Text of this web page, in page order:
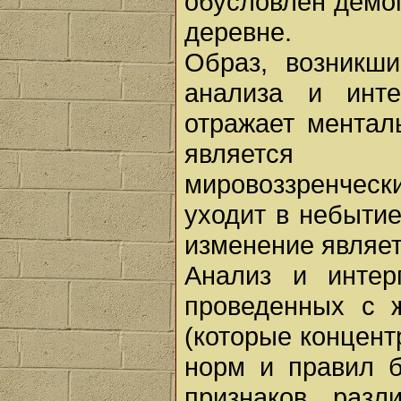
деревне.
Образ,
анализа и
отражает
является
уходит в
изменение
Анализ и
проведенных с
(которые
норм и правил